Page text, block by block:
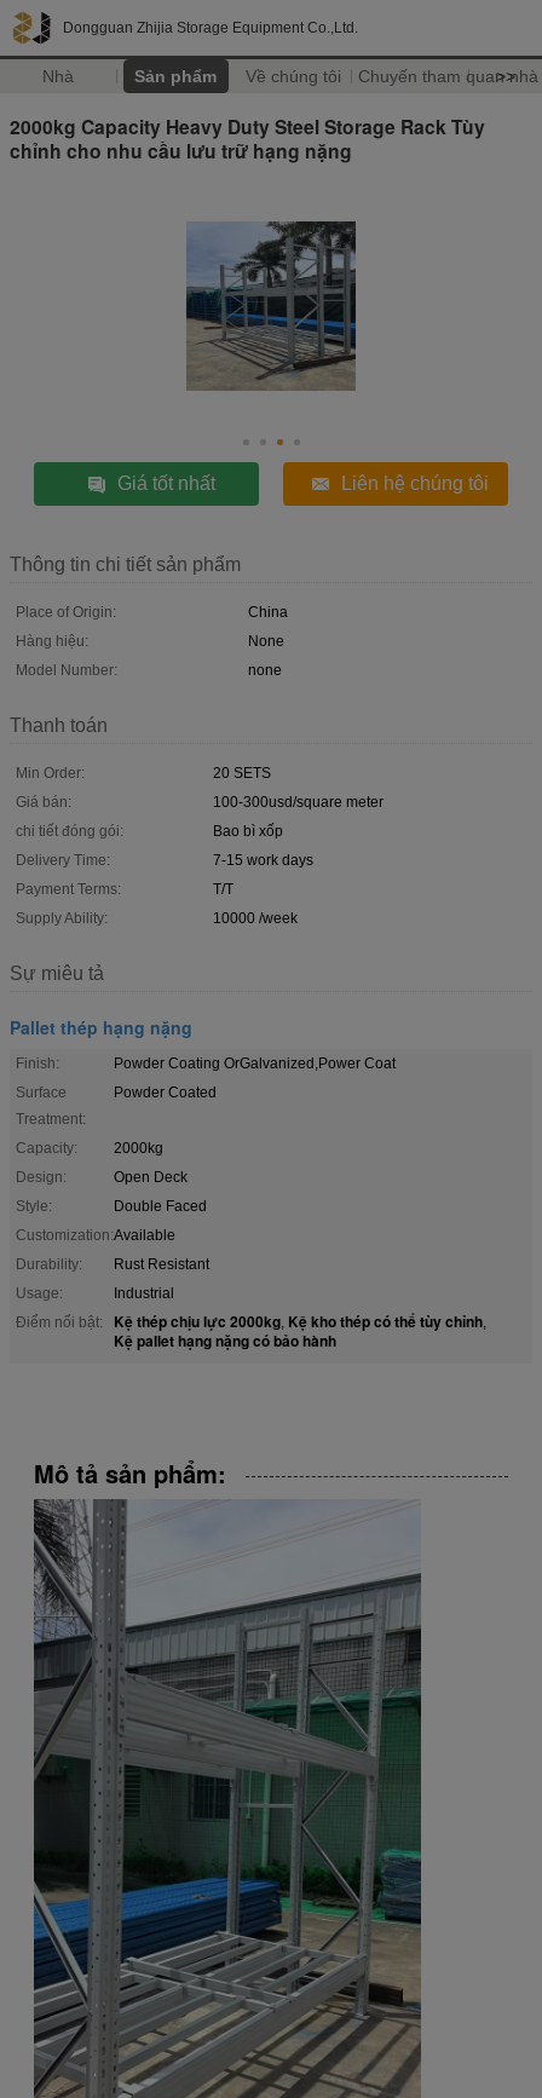
Dongguan Zhijia Storage Equipment Co.,Ltd.
Nhà Sản phẩm Về chúng tôi Chuyến tham quan nhà
>>
2000kg Capacity Heavy Duty Steel Storage Rack Tùy
chỉnh cho nhu cầu lưu trữ hạng nặng
Giá tốt nhất Liên hệ chúng tôi
Thông tin chi tiết sản phẩm
Place of Origin:
China
Hàng hiệu:
None
Model Number:
none
Thanh toán
Min Order:
20 SETS
Giá bán:
100-300usd/square meter
chi tiết đóng gói:
Bao bì xốp
Delivery Time:
7-15 work days
Payment Terms:
T/T
Supply Ability:
10000 /week
Sự miêu tả
Pallet thép hạng nặng
Finish:
Powder Coating OrGalvanized,Power Coat
Surface
Treatment:
Powder Coated
Capacity:
2000kg
Design:
Open Deck
Style:
Double Faced
Customization:Available
Durability:
Rust Resistant
Usage:
Industrial
Điểm nổi bật:
Kệ thép chịu lực 2000kg, Kệ kho thép có thể tùy chỉnh,
Kệ pallet hạng nặng có bảo hành
Mô tả sản phẩm: